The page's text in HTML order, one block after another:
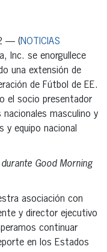
— (NOTICIAS
Inc. se enorgullece
una extensión de
de Fútbol de EE.
el socio presentador
masculino y
y equipo nacional
Good Morning
asociación con
y director ejecutivo
continuar
en los Estados